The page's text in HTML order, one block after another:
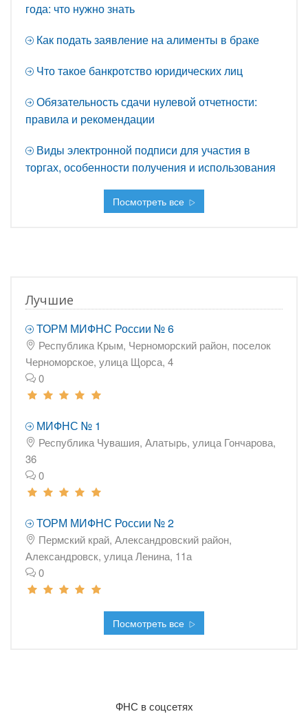
года: что нужно знать
Как подать заявление на алименты в браке
Что такое банкротство юридических лиц
Обязательность сдачи нулевой отчетности:
правила и рекомендации
Виды электронной подписи для участия в
торгах, особенности получения и использования
Посмотреть все
Лучшие
ТОРМ МИФНС России № 6
Республика Крым, Черноморский район, поселок
Черноморское, улица Щорса, 4
0
МИФНС № 1
Республика Чувашия, Алатырь, улица Гончарова,
36
0
ТОРМ МИФНС России № 2
Пермский край, Александровский район,
Александровск, улица Ленина, 11а
0
Посмотреть все
ФНС в соцсетях